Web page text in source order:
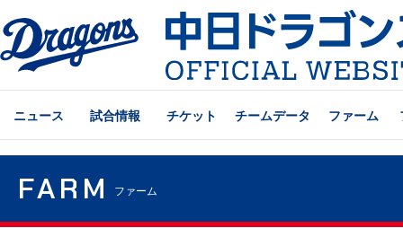
ニュース 試合情報 チケット チームデータ ファーム
FARM ファーム